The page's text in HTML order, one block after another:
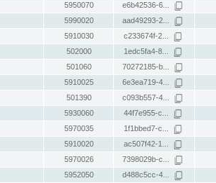
5950070 e6b42536-6...
5990020 aad49293-2...
5910030 c233674f-2...
502000 1edc5fa4-8...
501060 70272185-b...
5910025 6e3ea719-4...
501390 c093b557-4...
5930060 44f7e955-c...
5970035 1f1bbed7-c...
5910020 ac507f42-1...
5970026 7398029b-c...
5952050 d488c5cc-4...